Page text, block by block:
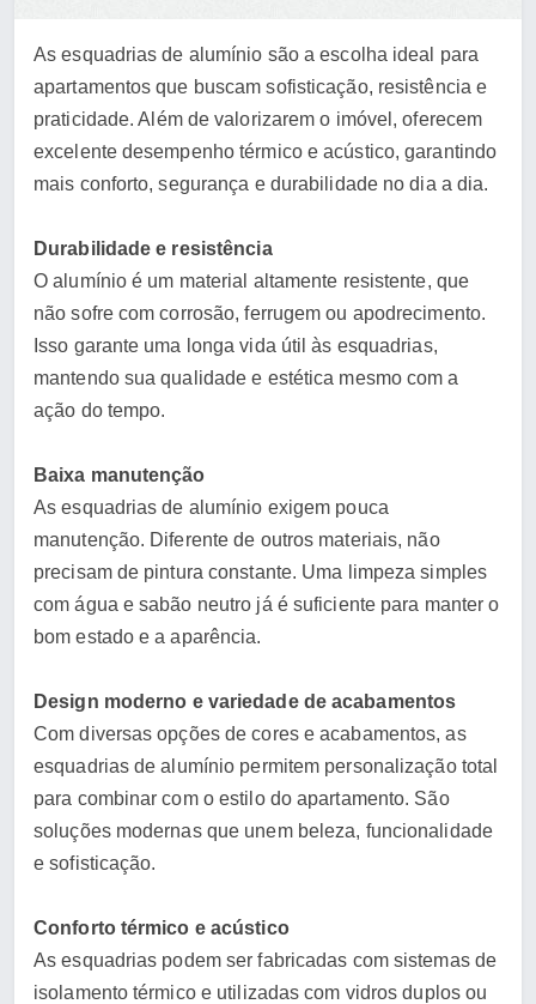
As esquadrias de alumínio são a escolha ideal para
apartamentos que buscam sofisticação, resistência e
praticidade. Além de valorizarem o imóvel, oferecem
excelente desempenho térmico e acústico, garantindo
mais conforto, segurança e durabilidade no dia a dia.
Durabilidade e resistência
O alumínio é um material altamente resistente, que
não sofre com corrosão, ferrugem ou apodrecimento.
Isso garante uma longa vida útil às esquadrias,
mantendo sua qualidade e estética mesmo com a
ação do tempo.
Baixa manutenção
As esquadrias de alumínio exigem pouca
manutenção. Diferente de outros materiais, não
precisam de pintura constante. Uma limpeza simples
com água e sabão neutro já é suficiente para manter o
bom estado e a aparência.
Design moderno e variedade de acabamentos
Com diversas opções de cores e acabamentos, as
esquadrias de alumínio permitem personalização total
para combinar com o estilo do apartamento. São
soluções modernas que unem beleza, funcionalidade
e sofisticação.
Conforto térmico e acústico
As esquadrias podem ser fabricadas com sistemas de
isolamento térmico e utilizadas com vidros duplos ou